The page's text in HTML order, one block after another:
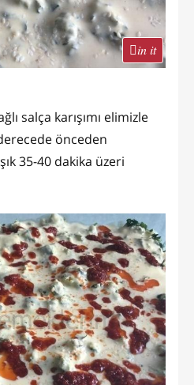
in it
salça karışımı elimizle
önceden
35-40 dakika üzeri